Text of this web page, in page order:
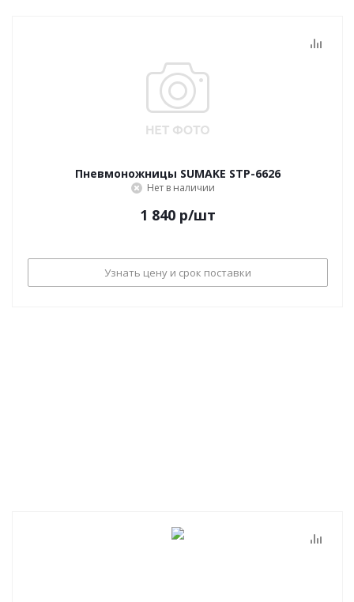
Пневмоножницы SUMAKE STP-6626
Нет в наличии
1 840 р/шт
Узнать цену и срок поставки